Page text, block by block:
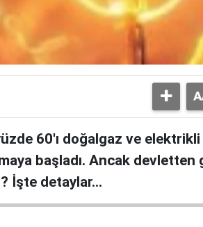
60'ı doğalgaz ve elektrikli
başladı. Ancak devletten
İşte detaylar...